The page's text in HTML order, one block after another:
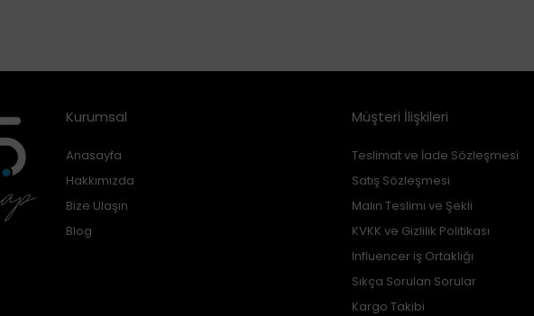
Kurumsal
Anasayfa
Hakkımızda
Bize Ulaşın
Blog
Müşteri İlişkileri
Teslimat ve İade Sözleşmesi
Satış Sözleşmesi
Malın Teslimi ve Şekli
KVKK ve Gizlilik Politikası
Influencer iş Ortaklığı
Sıkça Sorulan Sorular
Kargo Takibi